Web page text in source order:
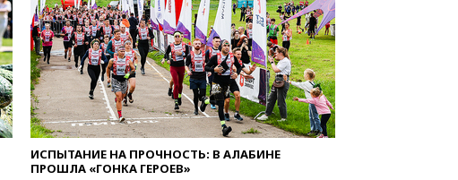
вчера, 20:35 ПВО за день
сбила еще 281 украинский
беспилотник над Россией
вчера, 20:27 Ямпольская
призвала оптимизировать
олимпиады для поступления в
вузы
вчера, 20:15Минтранс
предложил оплачивать
ИСПЫТАНИЕ НА ПРОЧНОСТЬ: В АЛАБИНЕ
ПРОШЛА «ГОНКА ГЕРОЕВ»